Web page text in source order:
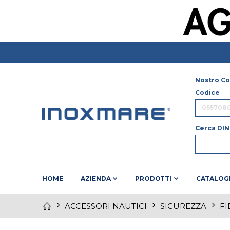
Nostro
Codice
Cerca DIN
HOME AZIENDA PRODOTTI
ACCESSORI NAUTICI SICUREZZA